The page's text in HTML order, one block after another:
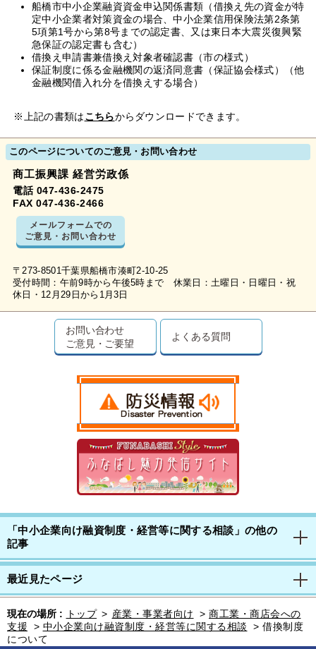
船橋市中小企業融資資金申込関係書類（借換え先の資金が特
定中小企業者対策資金の場合、中小企業信用保険法第2条第
5項第1号から第8号までの認定書、又は東日本大震災復興緊
急保証の認定書も含む）
借換え申請書兼借換え対象者確認書（市の様式）
保証制度に係る金融機関の返済同意書（保証協会様式）（他
金融機関借入れ分を借換えする場合）
※上記の書類はこちらからダウンロードできます。
このページについてのご意見・お問い合わせ
商工振興課 経営労政係
電話 047-436-2475
FAX 047-436-2466
メールフォームでの
ご意見・お問い合わせ
〒273-8501千葉県船橋市湊町2-10-25
受付時間：午前9時から午後5時まで 休業日：土曜日・日曜日・祝
休日・12月29日から1月3日
お問い合わせ
ご意見・ご要望
よくある質問
「中小企業向け融資制度・経営等に関する相談」の他の
記事
最近見たページ
現在の場所 : トップ > 産業・事業者向け > 商工業・商店会への
支援
> 中小企業向け融資制度・経営等に関する相談 > 借換制度
について